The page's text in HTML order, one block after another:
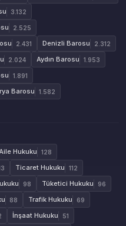
3.132
2.525
2.431 Denizli Barosu 2.312
2.024 Aydın Barosu 1.953
1.891
Barosu 1.582
Hukuku 128
Ticaret Hukuku 112
98 Tüketici Hukuku 96
88 Trafik Hukuku 69
İnşaat Hukuku 51